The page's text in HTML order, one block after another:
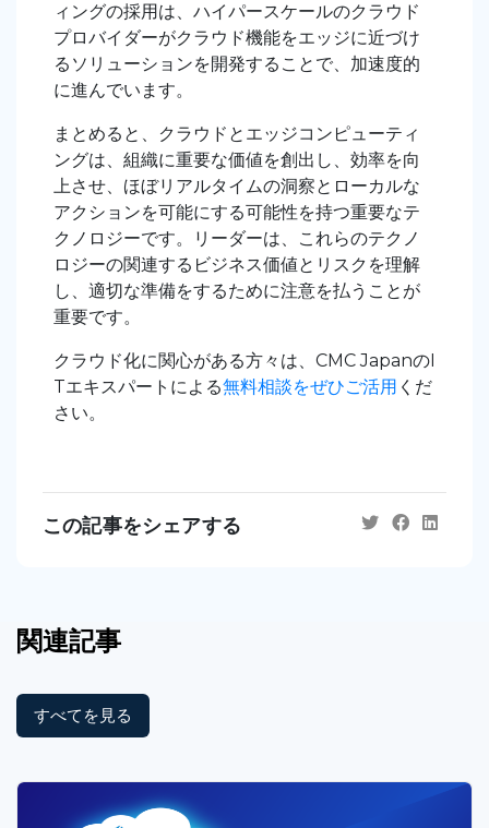
ィングの採用は、ハイパースケールのクラウド
プロバイダーがクラウド機能をエッジに近づけ
るソリューションを開発することで、加速度的
に進んでいます。
まとめると、クラウドとエッジコンピューティ
ングは、組織に重要な価値を創出し、効率を向
上させ、ほぼリアルタイムの洞察とローカルな
アクションを可能にする可能性を持つ重要なテ
クノロジーです。リーダーは、これらのテクノ
ロジーの関連するビジネス価値とリスクを理解
し、適切な準備をするために注意を払うことが
重要です。
クラウド化に関心がある方々は、CMC JapanのI
Tエキスパートによる無料相談をぜひご活用 くだ
さい。
この記事をシェアする
関連記事
すべてを見る